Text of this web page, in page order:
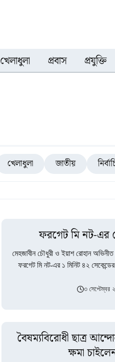
খেলাধুলা প্রবাস প্রযুক্তি
খেলাধুলা জাতীয়
ফরগেট মি নট-এর
মেহজাবীন চৌধুরী ও ইয়াশ রোহান অভিনীত
ফরগেট মি নট-এর ১ মিনিট ৪২
৩ সেপ্টেম্বর
বৈষম্যবিরোধী ছাত্র
ক্ষমা